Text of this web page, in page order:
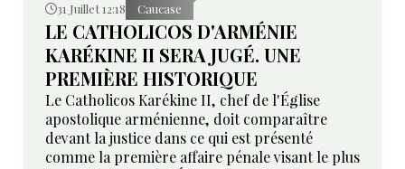
31 Juillet 12:18 Caucase
LE CATHOLICOS D'ARMÉNIE
KARÉKINE II SERA JUGÉ. UNE
PREMIÈRE HISTORIQUE
Le Catholicos Karékine II, chef de l'Église
apostolique arménienne, doit comparaître
devant la justice dans ce qui est présenté
comme la première affaire pénale visant le plus